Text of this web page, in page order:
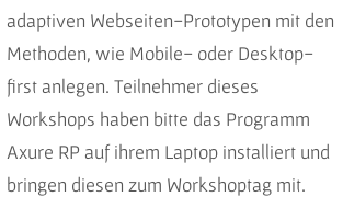
adaptiven Webseiten-Prototypen mit den
Methoden, wie Mobile- oder Desktop-
first anlegen. Teilnehmer dieses
Workshops haben bitte das Programm
Axure RP auf ihrem Laptop installiert und
bringen diesen zum Workshoptag mit.